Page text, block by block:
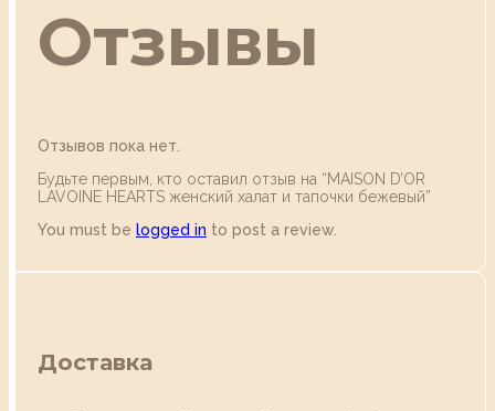
Отзывы
Отзывов пока нет.
Будьте первым, кто оставил отзыв на “MAISON D’OR
LAVOINE HEARTS женский халат и тапочки бежевый”
You must be logged in to post a review.
Доставка